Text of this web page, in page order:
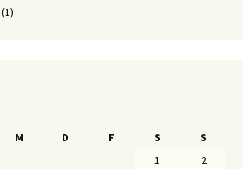
(1)
M D F S
S
1
2